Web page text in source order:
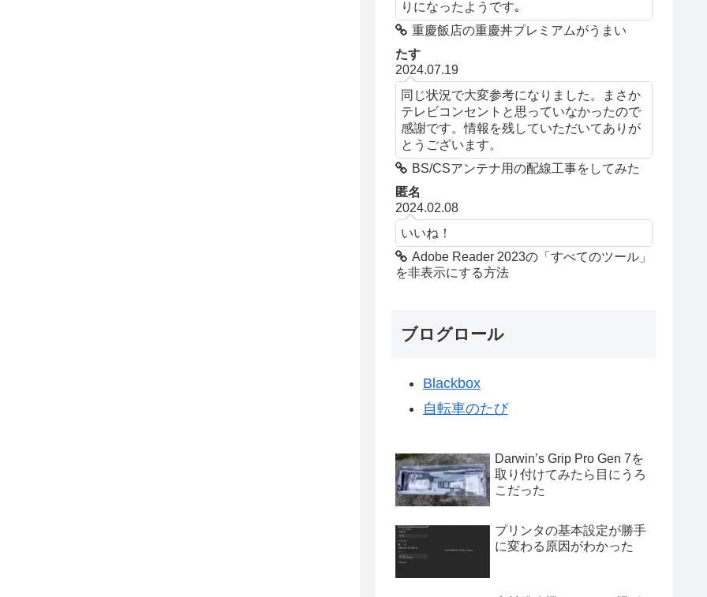
りになったようです｡
重慶飯店の重慶丼プレミアムがうまい
たす
2024.07.19
同じ状況で大変参考になりました。まさか
テレビコンセントと思っていなかったので
感謝です。情報を残していただいてありが
とうございます。
BS/CSアンテナ用の配線工事をしてみた
匿名
2024.02.08
いいね！
Adobe Reader 2023の「すべてのツール」
を非表示にする方法
ブログロール
Blackbox
自転車のたび
Darwin’s Grip Pro Gen 7を
取り付けてみたら目にうろ
こだった
プリンタの基本設定が勝手
に変わる原因がわかった